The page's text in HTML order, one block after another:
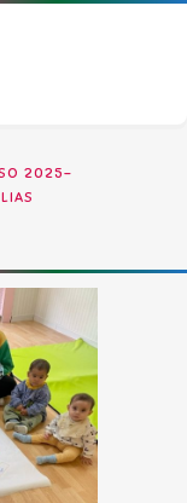
2025-